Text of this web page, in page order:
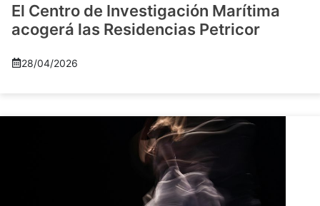
El Centro de Investigación Marítima
acogerá las Residencias Petricor
28/04/2026